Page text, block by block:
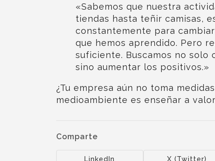
«Sabemos que nuestra
tiendas hasta teñir camisas,
constantemente para
que hemos aprendido. Pero
suficiente. Buscamos no solo
sino aumentar los positivos.»
¿Tu empresa aún no toma
medioambiente es enseñar a
Comparte
LinkedIn X (Twitter)